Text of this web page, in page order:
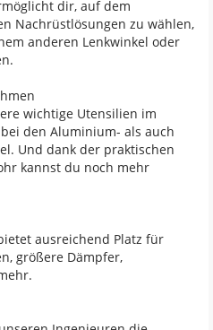
dir, auf dem
Nachrüstlösungen zu wählen,
anderen Lenkwinkel oder
wichtige Utensilien im
den Aluminium- als auch
Und dank der praktischen
kannst du noch mehr
ausreichend Platz für
größere Dämpfer,